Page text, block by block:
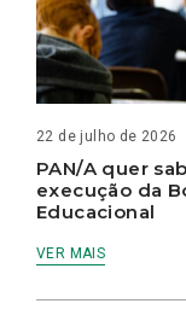
22 de julho de 2026
PAN/A quer
execução da
Educacional
VER MAIS